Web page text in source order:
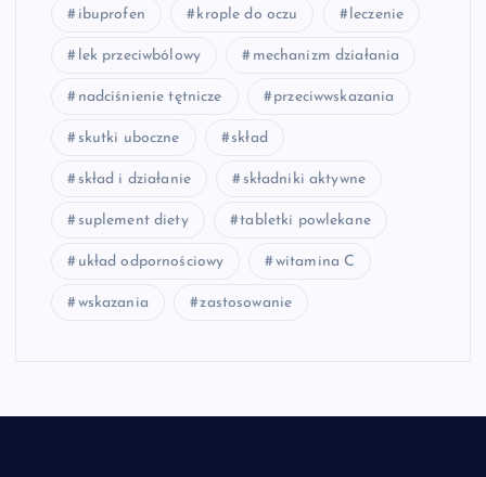
ibuprofen krople do oczu leczenie
lek przeciwbólowy mechanizm działania
nadciśnienie tętnicze przeciwwskazania
skutki uboczne skład
skład i działanie składniki aktywne
suplement diety tabletki powlekane
układ odpornościowy witamina C
wskazania zastosowanie